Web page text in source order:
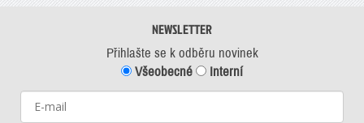
NEWSLETTER
Přihlašte se k odběru novinek
Všeobecné
Interní